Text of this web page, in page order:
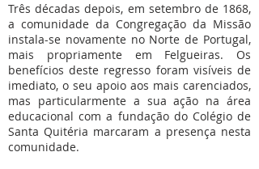
Três décadas depois, em setembro de 1868,
a comunidade da Congregação da Missão
instala-se novamente no Norte de Portugal,
mais propriamente em Felgueiras. Os
benefícios deste regresso foram visíveis de
imediato, o seu apoio aos mais carenciados,
mas particularmente a sua ação na área
educacional com a fundação do Colégio de
Santa Quitéria marcaram a presença nesta
comunidade.